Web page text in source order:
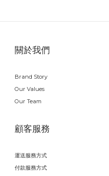
關於我們
Brand Story
Our Values
Our Team
顧客服務
運送服務方式
付款服務方式